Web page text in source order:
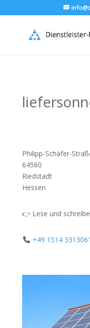
Philipp-Schäfer-
64560
Riedstadt
Hessen
👉 Lese und
+49 1514 3313061